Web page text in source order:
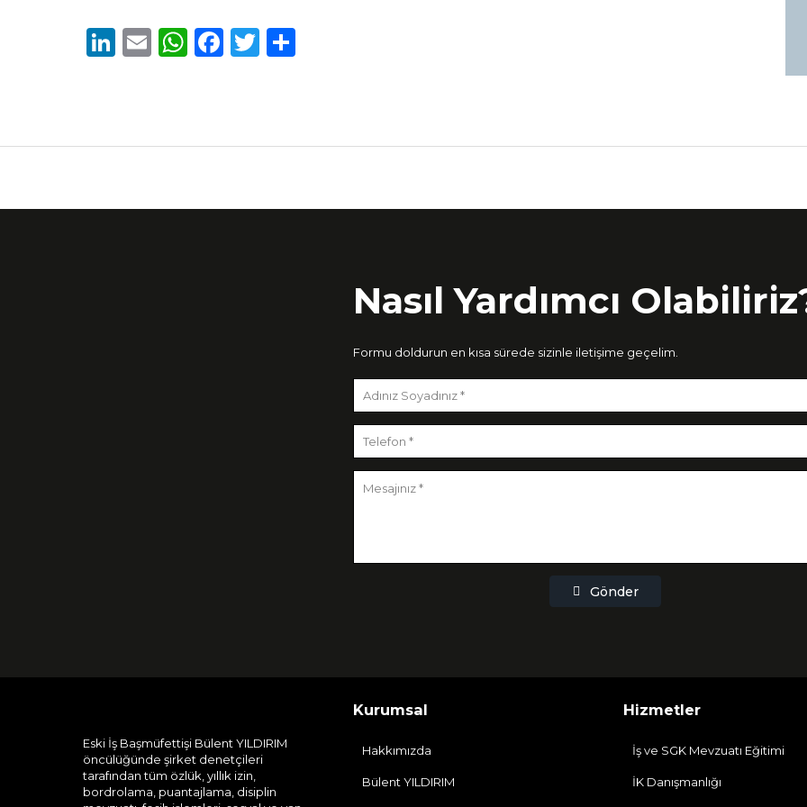
LinkedIn
EmailWhatsApp
Facebook
Twitter
Nasıl Yardımcı
Formu doldurun en kısa sürede sizinle iletişime geçelim.
Gönder
Eski İş Başmüfettişi Bülent YILDIRIM
öncülüğünde şirket denetçileri
tarafından tüm özlük, yıllık izin,
bordrolama, puantajlama, disiplin
Kurumsal
Hakkımızda
Bülent YILDIRIM
Hizmetler
İş ve SGK Mevzuatı Eğitimi
İK Danışmanlığı